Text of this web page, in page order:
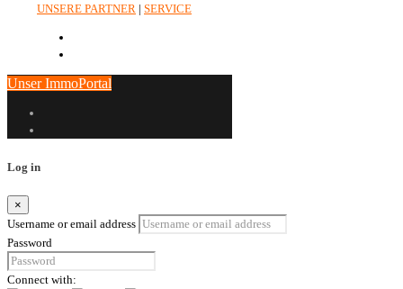
UNSERE PARTNER | SERVICE
Unser ImmoPortal
Log in
×
Username or email address
Password
Connect with: